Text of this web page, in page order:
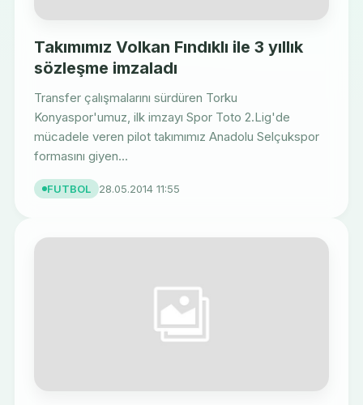
Takımımız Volkan Fındıklı ile 3 yıllık
sözleşme imzaladı
Transfer çalışmalarını sürdüren Torku
Konyaspor'umuz, ilk imzayı Spor Toto 2.Lig'de
mücadele veren pilot takımımız Anadolu Selçukspor
formasını giyen...
FUTBOL 28.05.2014 11:55